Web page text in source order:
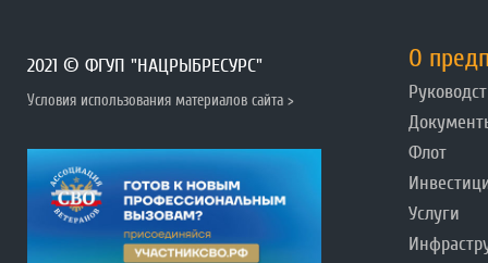
2021 © ФГУП "НАЦРЫБРЕСУРС"
Условия использования материалов сайта >
О
Флот
Услуги